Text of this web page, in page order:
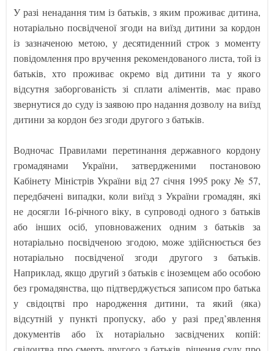
У разі ненадання тим із батьків, з яким проживає дитина,
нотаріально посвідченої згоди на виїзд дитини за кордон
із зазначеною метою, у десятиденний строк з моменту
повідомлення про вручення рекомендованого листа, той із
батьків, хто проживає окремо від дитини та у якого
відсутня заборгованість зі сплати аліментів, має право
звернутися до суду із заявою про надання дозволу на виїзд
дитини за кордон без згоди другого з батьків.
Водночас Правилами перетинання державного кордону
громадянами України, затвердженими постановою
Кабінету Міністрів України від 27 січня 1995 року № 57,
передбачені випадки, коли виїзд з України громадян, які
не досягли 16-річного віку, в супроводі одного з батьків
або інших осіб, уповноважених одним з батьків за
нотаріально посвідченою згодою, може здійснюється без
нотаріально посвідченої згоди другого з батьків.
Наприклад, якщо другий з батьків є іноземцем або особою
без громадянства, що підтверджується записом про батька
у свідоцтві про народження дитини, та який (яка)
відсутній у пункті пропуску, або у разі пред’явлення
документів або їх нотаріально засвідчених копій: